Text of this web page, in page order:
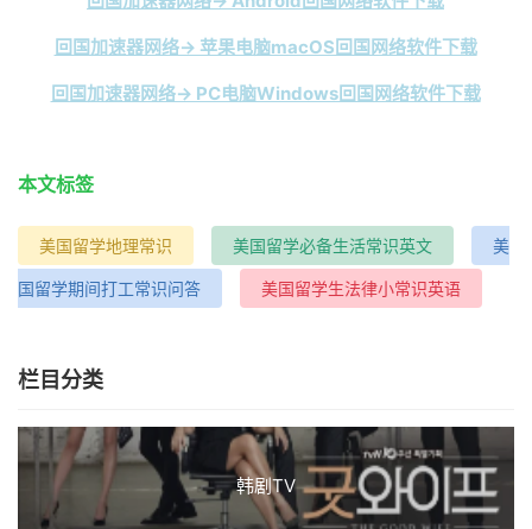
回国加速器网络→ 苹果电脑macOS回国网络软件下载
回国加速器网络→ PC电脑Windows回国网络软件下载
本文标签
美国留学地理常识 美国留学必备生活常识英文 美
国留学期间打工常识问答 美国留学生法律小常识英语
栏目分类
韩剧TV